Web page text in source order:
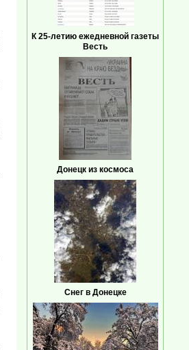
К 25-летию ежедневной газеты
Весть
Донецк из космоса
Снег в Донецке